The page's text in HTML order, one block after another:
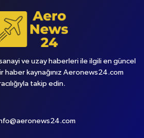
sanayi ve uzay haberleri ile ilgili en güncel
haber kaynağınız Aeronews24.com
takip edin.